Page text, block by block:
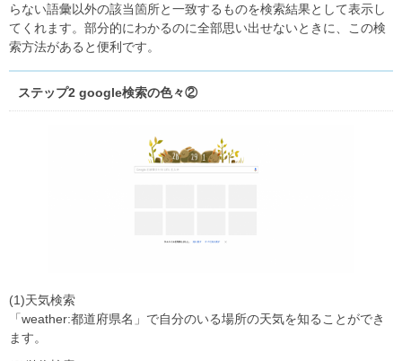
らない語彙以外の該当箇所と一致するものを検索結果として表示し
てくれます。部分的にわかるのに全部思い出せないときに、この検
索方法があると便利です。
ステップ2 google検索の色々②
(1)天気検索
「weather:都道府県名」で自分のいる場所の天気を知ることができ
ます。